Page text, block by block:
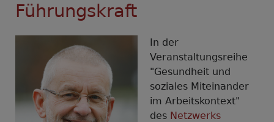
Führungskraft
In der
Veranstaltungsreihe
"Gesundheit und
soziales Miteinander
im Arbeitskontext"
des Netzwerks